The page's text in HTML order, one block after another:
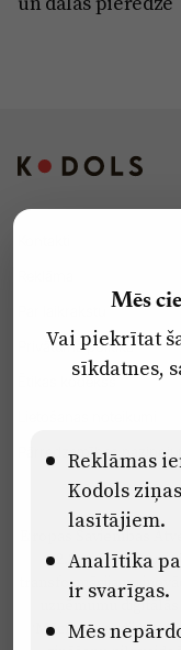
Privātuma politika
Ētikas kodekss
Pārredzamības
Eiropas Savienības
2.2. reformu un
transformācija un
uzņēmumu
“Mācības mediju
Mēs
Vai piekrītat
sīkdatnes,
Reklāmas
Kodols
lasītājiem.
Analītika
ir svarīgas.
Mēs